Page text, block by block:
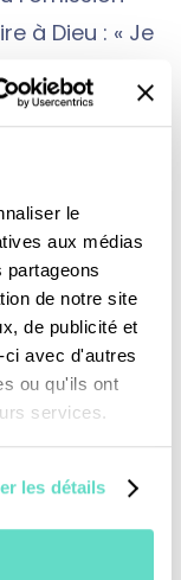
le
aux médias
de notre site
de publicité et
avec d'autres
ou qu'ils ont
services.
les détails
à Dieu : « Je
mais
refuse ». Pour
bien plus
du
qu’on
du